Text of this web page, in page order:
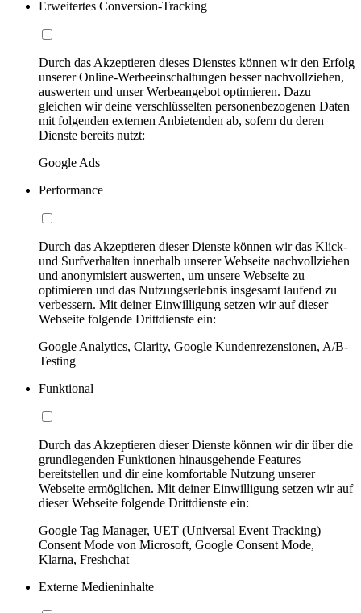
Erweitertes Conversion-Tracking
Durch das Akzeptieren dieses Dienstes können wir den Erfolg
unserer Online-Werbeeinschaltungen besser nachvollziehen,
auswerten und unser Werbeangebot optimieren. Dazu
gleichen wir deine verschlüsselten personenbezogenen Daten
mit folgenden externen Anbietenden ab, sofern du deren
Dienste bereits nutzt:
Google Ads
Performance
Durch das Akzeptieren dieser Dienste können wir das Klick-
und Surfverhalten innerhalb unserer Webseite nachvollziehen
und anonymisiert auswerten, um unsere Webseite zu
optimieren und das Nutzungserlebnis insgesamt laufend zu
verbessern. Mit deiner Einwilligung setzen wir auf dieser
Webseite folgende Drittdienste ein:
Google Analytics, Clarity, Google Kundenrezensionen, A/B-
Testing
Funktional
Durch das Akzeptieren dieser Dienste können wir dir über die
grundlegenden Funktionen hinausgehende Features
bereitstellen und dir eine komfortable Nutzung unserer
Webseite ermöglichen. Mit deiner Einwilligung setzen wir auf
dieser Webseite folgende Drittdienste ein:
Google Tag Manager, UET (Universal Event Tracking)
Consent Mode von Microsoft, Google Consent Mode,
Klarna, Freshchat
Externe Medieninhalte